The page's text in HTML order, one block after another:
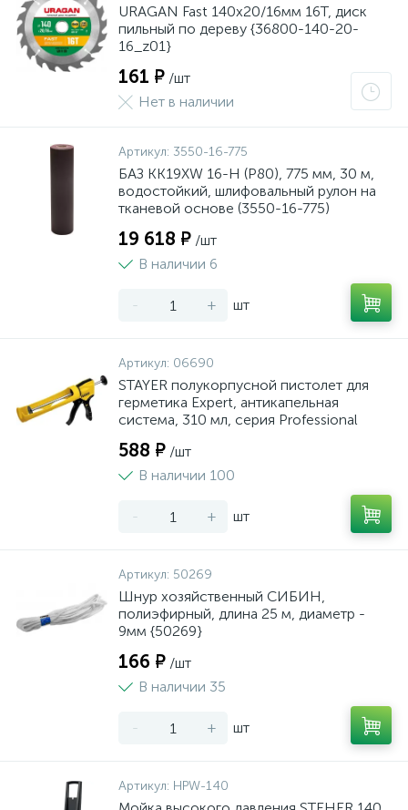
URAGAN Fast 140x20/16мм 16Т, диск
пильный по дереву {36800-140-20-
16_z01}
161 ₽ /шт
Нет в наличии
Артикул: 3550-16-775
БАЗ KK19XW 16-H (Р80), 775 мм, 30 м,
водостойкий, шлифовальный рулон на
тканевой основе (3550-16-775)
19 618 ₽ /шт
В наличии 6
- + шт
Артикул: 06690
STAYER полукорпусной пистолет для
герметика Expert, антикапельная
система, 310 мл, серия Professional
588 ₽ /шт
В наличии 100
- + шт
Артикул: 50269
Шнур хозяйственный СИБИН,
полиэфирный, длина 25 м, диаметр -
9мм {50269}
166 ₽ /шт
В наличии 35
- + шт
Артикул: HPW-140